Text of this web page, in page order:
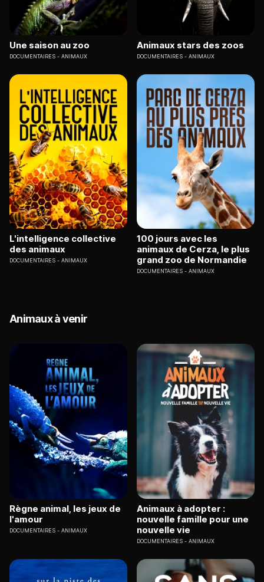
Une saison au zoo
DOCUMENTAIRES ANIMAUX
Animaux stars des zoos
DOCUMENTAIRES ANIMAUX
L'intelligence collective
des animaux
DOCUMENTAIRES ANIMAUX
100 jours avec les
animaux de Cerza, le plus
grand zoo de Normandie
DOCUMENTAIRES ANIMAUX
Animaux à venir
Règne animal, les jeux de
l'amour
DOCUMENTAIRES ANIMAUX
Animaux à adopter :
nouvelle famille pour une
nouvelle vie
DOCUMENTAIRES ANIMAUX